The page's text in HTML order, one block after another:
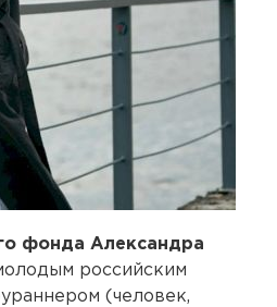
фонда Александра
российским
(человек,